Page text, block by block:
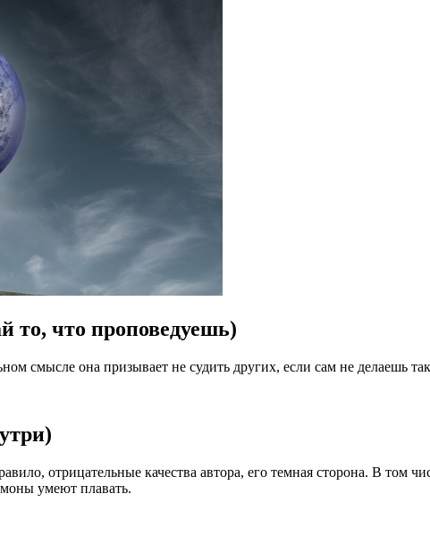
то, что проповедуешь)
смысле она призывает не судить других, если сам не делаешь
отрицательные качества автора, его темная сторона. В
умеют плавать.